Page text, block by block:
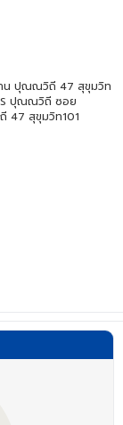
น ปุณณวิถี 47 สุขุมวิท
ปุณณวิถี ซอย
47 สุขุมวิท101